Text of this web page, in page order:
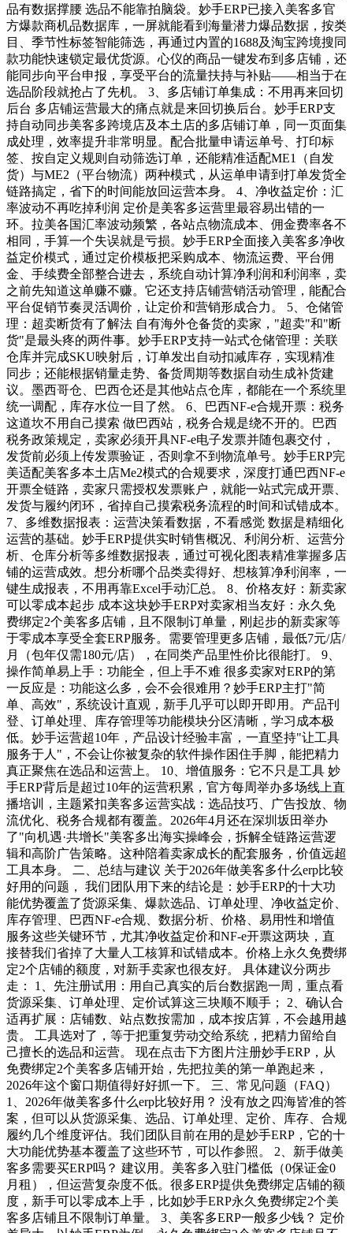
品有数据撑腰 选品不能靠拍脑袋。妙手ERP已接入美客多官
方爆款商机品数据库，一屏就能看到海量潜力爆品数据，按类
目、季节性标签智能筛选，再通过内置的1688及淘宝跨境搜同
款功能快速锁定最优货源。心仪的商品一键发布到多店铺，还
能同步向平台申报，享受平台的流量扶持与补贴——相当于在
选品阶段就抢占了先机。 3、多店铺订单集成：不用再来回切
后台 多店铺运营最大的痛点就是来回切换后台。妙手ERP支
持自动同步美客多跨境店及本土店的多店铺订单，同一页面集
成处理，效率提升非常明显。配合批量申请运单号、打印标
签、按自定义规则自动筛选订单，还能精准适配ME1（自发
货）与ME2（平台物流）两种模式，从运单申请到打单发货全
链路搞定，省下的时间能放回运营本身。 4、净收益定价：汇
率波动不再吃掉利润 定价是美客多运营里最容易出错的一
环。拉美各国汇率波动频繁，各站点物流成本、佣金费率各不
相同，手算一个失误就是亏损。妙手ERP全面接入美客多净收
益定价模式，通过定价模板把采购成本、物流运费、平台佣
金、手续费全部整合进去，系统自动计算净利润和利润率，卖
之前先知道这单赚不赚。它还支持店铺营销活动管理，能配合
平台促销节奏灵活调价，让定价和营销形成合力。 5、仓储管
理：超卖断货有了解法 自有海外仓备货的卖家，"超卖"和"断
货"是最头疼的两件事。妙手ERP支持一站式仓储管理：关联
仓库并完成SKU映射后，订单发出自动扣减库存，实现精准
同步；还能根据销量走势、备货周期等数据自动生成补货建
议。墨西哥仓、巴西仓还是其他站点仓库，都能在一个系统里
统一调配，库存水位一目了然。 6、巴西NF-e合规开票：税务
这道坎不用自己摸索 做巴西站，税务合规是绕不开的。巴西
税务政策规定，卖家必须开具NF-e电子发票并随包裹交付，
发货前必须上传发票验证，否则拿不到物流单号。妙手ERP完
美适配美客多本土店Me2模式的合规要求，深度打通巴西NF-e
开票全链路，卖家只需授权发票账户，就能一站式完成开票、
发货与履约闭环，省掉自己摸索税务流程的时间和试错成本。
7、多维数据报表：运营决策看数据，不看感觉 数据是精细化
运营的基础。妙手ERP提供实时销售概况、利润分析、运营分
析、仓库分析等多维数据报表，通过可视化图表精准掌握多店
铺的运营成效。想分析哪个品类卖得好、想核算净利润率，一
键生成报表，不用再靠Excel手动汇总。 8、价格友好：新卖家
可以零成本起步 成本这块妙手ERP对卖家相当友好：永久免
费绑定2个美客多店铺，且不限制订单量，刚起步的新卖家等
于零成本享受全套ERP服务。需要管理更多店铺，最低7元/店/
月（包年仅需180元/店），在同类产品里性价比很能打。 9、
操作简单易上手：功能全，但上手不难 很多卖家对ERP的第
一反应是：功能这么多，会不会很难用？妙手ERP主打"简
单、高效"，系统设计直观，新手几乎可以即开即用。产品刊
登、订单处理、库存管理等功能模块分区清晰，学习成本极
低。妙手运营超10年，产品设计经验丰富，一直坚持"让工具
服务于人"，不会让你被复杂的软件操作困住手脚，能把精力
真正聚焦在选品和运营上。 10、增值服务：它不只是工具 妙
手ERP背后是超过10年的运营积累，官方每周举办多场线上直
播培训，主题紧扣美客多运营实战：选品技巧、广告投放、物
流优化、税务合规都有覆盖。2026年4月还在深圳坂田举办
了"向机遇·共增长"美客多出海实操峰会，拆解全链路运营逻
辑和高阶广告策略。这种陪着卖家成长的配套服务，价值远超
工具本身。 二、总结与建议 关于2026年做美客多什么erp比较
好用的问题， 我们团队用下来的结论是：妙手ERP的十大功
能优势覆盖了货源采集、爆款选品、订单处理、净收益定价、
库存管理、巴西NF-e合规、数据分析、价格、易用性和增值
服务这些关键环节，尤其净收益定价和NF-e开票这两块，直
接替我们省掉了大量人工核算和试错成本。价格上永久免费绑
定2个店铺的额度，对新手卖家也很友好。 具体建议分两步
走： 1、先注册试用：用自己真实的后台数据跑一周，重点看
货源采集、订单处理、定价试算这三块顺不顺手； 2、确认合
适再扩展：店铺数、站点数按需加，成本按店算，不会越用越
贵。 工具选对了，等于把重复劳动交给系统，把精力留给自
己擅长的选品和运营。 现在点击下方图片注册妙手ERP，从
免费绑定2个美客多店铺开始，先把拉美的第一单跑起来，
2026年这个窗口期值得好好抓一下。 三、常见问题（FAQ）
1、2026年做美客多什么erp比较好用？ 没有放之四海皆准的答
案，但可以从货源采集、选品、订单处理、定价、库存、合规
履约几个维度评估。我们团队目前在用的是妙手ERP，它的十
大功能优势基本覆盖了这些环节，可以作参照。 2、新手做美
客多需要买ERP吗？ 建议用。美客多入驻门槛低（0保证金0
月租），但运营复杂度不低。很多ERP提供免费绑定店铺的额
度，新手可以零成本上手，比如妙手ERP永久免费绑定2个美
客多店铺且不限制订单量。 3、美客多ERP一般多少钱？ 定价